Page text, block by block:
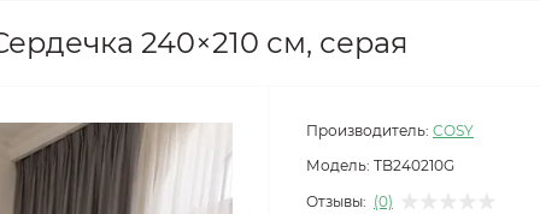
240×210 см, серая
Производитель: COSY
Модель: TB240210G
Отзывы: (0)